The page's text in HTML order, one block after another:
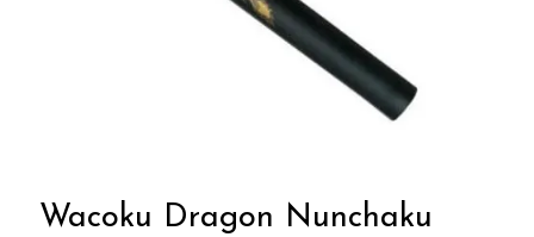
Wacoku Dragon Nunchaku